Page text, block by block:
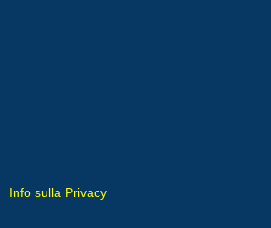
Info sulla Privacy